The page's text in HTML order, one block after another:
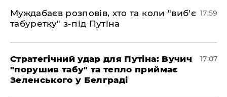
Муждабаєв розповів, хто та коли "виб'є
табуретку" з-під Путіна
17:59
Стратегічний удар для Путіна: Вучич
"порушив табу" та тепло приймає
Зеленського у Белграді
17:07